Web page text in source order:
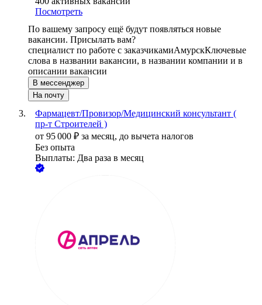
Посмотреть
По вашему запросу ещё будут появляться новые
вакансии. Присылать вам?
специалист по работе с заказчикамиАмурскКлючевые
слова в названии вакансии, в названии компании и в
описании вакансии
В мессенджер
На почту
Фармацевт/Провизор/Медицинский консультант (
пр-т Строителей )
от 95 000 ₽ за месяц, до вычета налогов
Без опыта
Выплаты: Два раза в месяц